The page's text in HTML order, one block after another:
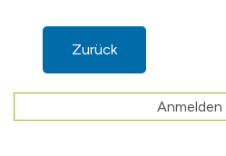
Zurück
Anmelden